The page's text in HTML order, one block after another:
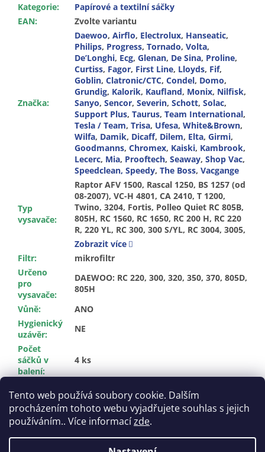
Tento web používá soubory cookie. Dalším
procházením tohoto webu vyjadřujete souhlas s jejich
používáním.. Více informacízde.
Kategorie:
Papírové a textilní sáčky
EAN: Zvolte variantu
Značka:
Daewoo, Airflo, Electrolux, Hanseatic,
Philips, Progress, Tornado, Volta,
De’Longhi, Ecg, Glenan, De Sina, Proline,
Curtiss, Fagor, First Line, Lloyds, Fif,
Goblin, Clatronic/CTC, Condel, Domo,
Grundig, Kalorik, Kaufland, Monix, Nilfisk,
Sanyo, Sencor, Severin, Schott, Solac,
Support Plus, Taurus, Team International,
Tesla / Team, Trisa, Ufesa, White&Brown,
Wilfa, Damik, Dicaff, Dilem, Elta, Girmi,
Goodmanns, Chromex, Kaiski, Kambrook,
Lecerc, Mia, Prooftech, Seaway, Shop Vac,
Speedclean, Speedy, The Boss, Vacgange
Typ
vysavače:
Raptor AFV 1500, Rascal 1250, BS 1257 (od 08-2007), VC-H 4801, CA 2410, T 1200, Twino, 3204, Fortis, Polleo Quiet RC 805B, 805H, RC 1560, RC 1650, RC 200 H, RC 220 R, 220 YL, RC 300, 300 S/YL, RC 3004, 3005, 3006 B,S, RC 3011, 3500, RC 305, 320, 330, 350, 360, 370, 371, RC 3203, 3204, 3205, 3306, RC 3704, 3705, RC 3714, RC 400, RC 4005, 4006, 4008, RC 410, RC 470, 480, RC 500, RC 6005, RC 700, RC 7003, 7004 B, 7005 S, 7006 B, RC 800, RC 8002, RC 805 H, RC 850, RC 909.S, RCG 100C, 110R, RCL 381 LD, RCL 381 M, RCL 3816, RCN 350, RCN 400, RCN 500, SB 200, SB 70, 80, Org. Gr. SB 70, 80, 200, 1300, 150, BSS Max Mobil 1600 Duo, XTD 3070E, 3071E, XTD 3080E/ET, 3081E, XTD 3095E, 3096E, AD 1200 E, E 1200, DT 1200, DO 7247 S, DO 7257, SL 204, VP 3143 P, VP 912, Dolphin Plus Serie, Dolphin Plus U 5002, Dolphin Plus U 5003, The Boss Z-4105, Z-4110, The Boss Z-4115, VC 400, VCE 2005 Eolia, VCE 371, 380, 390, DIV 102, EVC 450, 459, FA 5501, AP 25, AP 26, CH 105E, 1400 EM, 4701, 4702, Aspen, FAM 403, 405, 410, 415, FAM 470, 479, 489, Advantage, Typ E - Hygiene Bag, Typ F - Hygiene Bag, VCC 3650 Bodyguard, VCC 5650 Bodyguard, 296 009, 343 478, 387 294, 474 477, 537 607, Dust Master 2000, VC-H 5001E, VC-H 5003E, Compact 1200, Compactronic 288, 291, 294, Compactronic 295, 296, CH 255, CH 264, CH 287, 288, 291, 294, 295, 296, KE 773, 774, 776, 777, VC 9, KVC 1200, 1300, 1500, CJ 032, JLP 1000 W, PT 868, 409/502, 409/623, BS 5612 Clean Master, New Olimic, GM 60, FC 8348,
Zobrazit více
Filtr:
mikrofiltr
Určeno
pro
vysavače:
DAEWOO: RC 220, 300, 320, 350, 370, 805D,
805H
Vůně:
ANO
Hygienický
uzávěr:
NE
Počet
sáčků v
balení:
4 ks